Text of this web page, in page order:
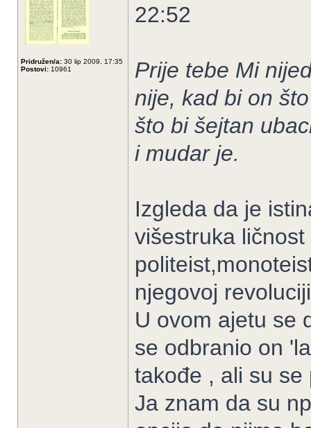
Pridružen/a: 30 lip 2009, 17:35
Postovi: 10961
22:52
Prije tebe Mi
nije, kad bi on
što bi šejtan
i mudar je.
Izgleda da je
višestruka
njegovoj
U ovom ajetu se
se odbranio on
takođe , ali su
Ja znam da su